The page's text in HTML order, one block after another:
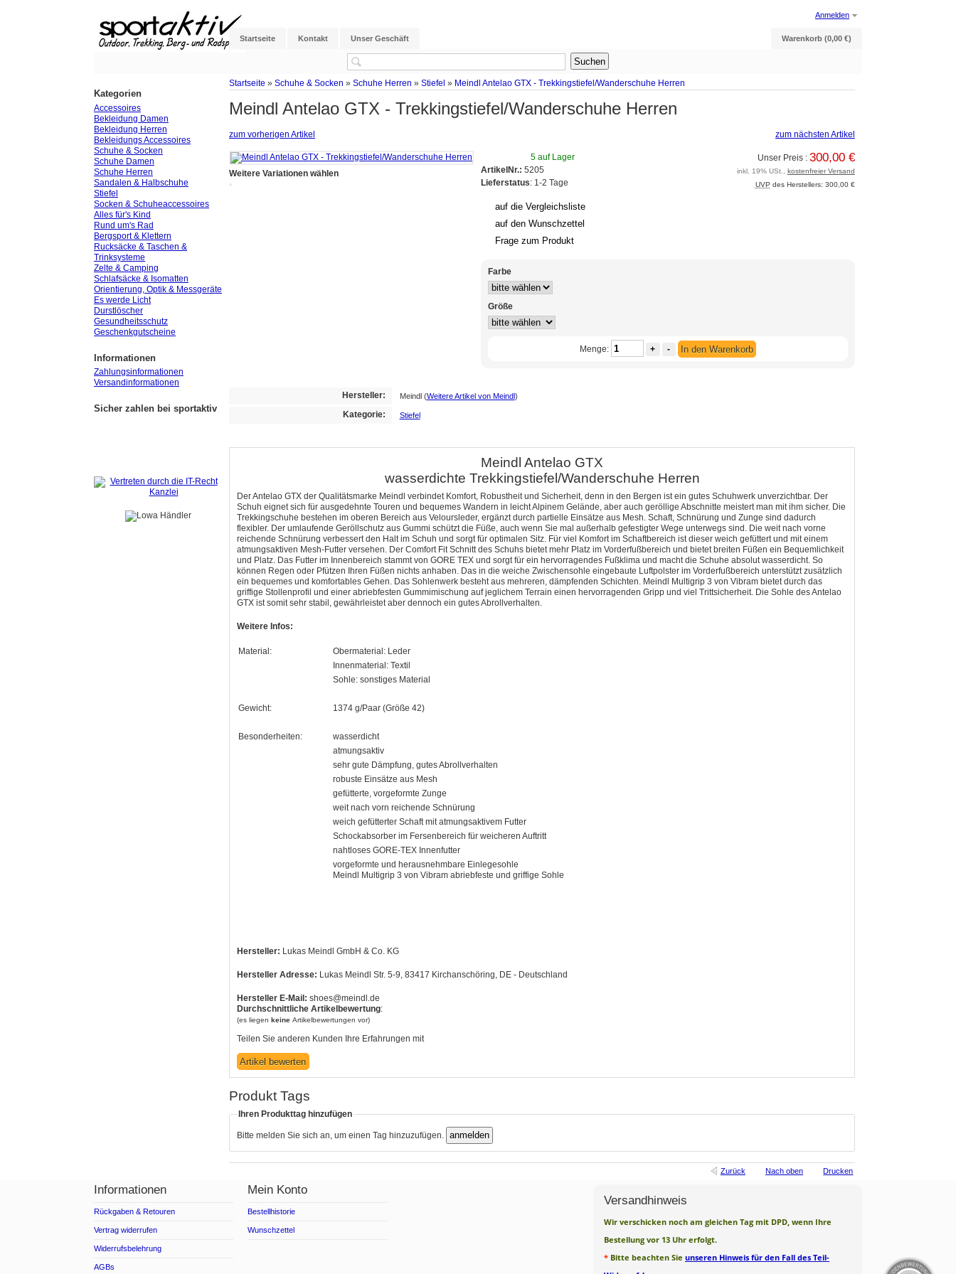
Startseite Kontakt Unser Geschäft Warenkorb (0,00 €)
Anmelden
Startseite » Schuhe & Socken » Schuhe Herren » Stiefel » Meindl Antelao GTX - Trekkingstiefel/Wanderschuhe Herren
Meindl Antelao GTX - Trekkingstiefel/Wanderschuhe Herren
zum vorherigen Artikel zum nächsten Artikel
Weitere Variationen wählen
5 auf Lager
ArtikelNr.: 5205
Lieferstatus: 1-2 Tage
auf die Vergleichsliste
auf den Wunschzettel
Frage zum Produkt
Unser Preis : 300,00 €
inkl. 19% USt., kostenfreier Versand
UVP des Herstellers: 300,00 €
Farbe
Größe
Menge: + - In den Warenkorb
Hersteller: Meindl (Weitere Artikel von Meindl )
Kategorie: Stiefel
Meindl Antelao GTX
wasserdichte Trekkingstiefel/Wanderschuhe Herren
Der Antelao GTX der Qualitätsmarke Meindl verbindet Komfort, Robustheit und Sicherheit, denn in den Bergen ist ein gutes Schuhwerk unverzichtbar. Der
Schuh eignet sich für ausgedehnte Touren und bequemes Wandern in leicht Alpinem Gelände, aber auch geröllige Abschnitte meistert man mit ihm sicher. Die
Trekkingschuhe bestehen im oberen Bereich aus Veloursleder, ergänzt durch partielle Einsätze aus Mesh. Schaft, Schnürung und Zunge sind dadurch
flexibler. Der umlaufende Geröllschutz aus Gummi schützt die Füße, auch wenn Sie mal außerhalb gefestigter Wege unterwegs sind. Die weit nach vorne
reichende Schnürung verbessert den Halt im Schuh und sorgt für optimalen Sitz. Für viel Komfort im Schaftbereich ist dieser weich gefüttert und mit einem
atmungsaktiven Mesh-Futter versehen. Der Comfort Fit Schnitt des Schuhs bietet mehr Platz im Vorderfußbereich und bietet breiten Füßen ein Bequemlichkeit
und Platz. Das Futter im Innenbereich stammt von GORE TEX und sorgt für ein hervorragendes Fußklima und macht die Schuhe absolut wasserdicht. So
können Regen oder Pfützen Ihren Füßen nichts anhaben. Das in die weiche Zwischensohle eingebaute Luftpolster im Vorderfußbereich unterstützt zusätzlich
ein bequemes und komfortables Gehen. Das Sohlenwerk besteht aus mehreren, dämpfenden Schichten. Meindl Multigrip 3 von Vibram bietet durch das
griffige Stollenprofil und einer abriebfesten Gummimischung auf jeglichem Terrain einen hervorragenden Gripp und viel Trittsicherheit. Die Sohle des Antelao
GTX ist somit sehr stabil, gewährleistet aber dennoch ein gutes Abrollverhalten.
Weitere Infos:
Material:
Obermaterial: Leder
Innenmaterial: Textil
Sohle: sonstiges Material
Gewicht: 1374 g/Paar (Größe 42)
Besonderheiten:
wasserdicht
atmungsaktiv
sehr gute Dämpfung, gutes Abrollverhalten
robuste Einsätze aus Mesh
gefütterte, vorgeformte Zunge
weit nach vorn reichende Schnürung
weich gefütterter Schaft mit atmungsaktivem Futter
Schockabsorber im Fersenbereich für weicheren Auftritt
nahtloses GORE-TEX Innenfutter
vorgeformte und herausnehmbare Einlegesohle
Meindl Multigrip 3 von Vibram abriebfeste und griffige Sohle
Hersteller: Lukas Meindl GmbH & Co. KG
Hersteller Adresse: Lukas Meindl Str. 5-9, 83417 Kirchanschöring, DE - Deutschland
Hersteller E-Mail: shoes@meindl.de
Durchschnittliche Artikelbewertung:
(es liegen keine Artikelbewertungen vor)
Teilen Sie anderen Kunden Ihre Erfahrungen mit
Produkt Tags
Ihren Produkttag hinzufügen
Bitte melden Sie sich an, um einen Tag hinzuzufügen.
Zurück Nach oben Drucken
Kategorien
Accessoires
Bekleidung Damen
Bekleidung Herren
Bekleidungs Accessoires
Schuhe & Socken
Schuhe Damen
Schuhe Herren
Sandalen & Halbschuhe
Stiefel
Socken & Schuheaccessoires
Alles für's Kind
Rund um's Rad
Bergsport & Klettern
Rucksäcke & Taschen &
Trinksysteme
Zelte & Camping
Schlafsäcke & Isomatten
Orientierung, Optik & Messgeräte
Es werde Licht
Durstlöscher
Gesundheitsschutz
Geschenkgutscheine
Informationen
Zahlungsinformationen
Versandinformationen
Sicher zahlen bei sportaktiv
Informationen
Rückgaben & Retouren
Vertrag widerrufen
Widerrufsbelehrung
AGBs
Mein Konto
Bestellhistorie
Wunschzettel
Versandhinweis
Wir verschicken noch am gleichen Tag mit DPD, wenn Ihre
Bestellung vor 13 Uhr erfolgt.
* Bitte beachten Sie unseren Hinweis für den Fall des Teil-